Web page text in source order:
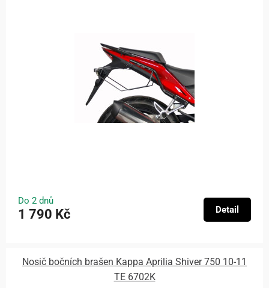
Do 2 dnů
1 790 Kč Detail
Nosič bočních brašen Kappa Aprilia Shiver 750 10-11
TE 6702K